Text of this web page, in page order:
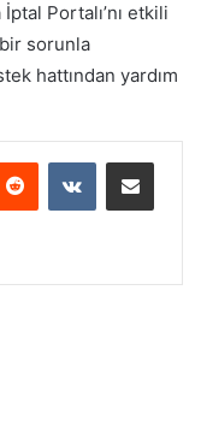
Portalı’nı etkili
sorunla
hattından yardım
Reddit VKontakteE-Posta ile paylaş